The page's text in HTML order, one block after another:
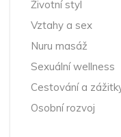
Životní styl
Vztahy a sex
Nuru masáž
Sexuální wellness
Cestování a
Osobní rozvoj